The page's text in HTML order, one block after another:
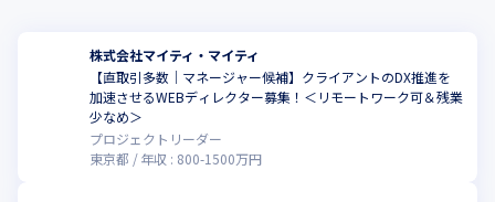
ティにお任せください。お客さまは貴重な人的リソースを、本質
的な戦略構築・実行の業務にシフトすることができます。
＜Webサイト・CMS開発ソリューション＞
◼︎Webの負荷を最小限に
効果的かつ効率的なWebサイトの構築・運営に
株式会社マイティ・マイティ
【直取引多数｜マネージャー候補】クライアントのDX推進を
加速させるWEBディレクター募集！＜リモートワーク可＆残業
少なめ＞
プロジェクトリーダー
東京都
年収 : 800-1500万円